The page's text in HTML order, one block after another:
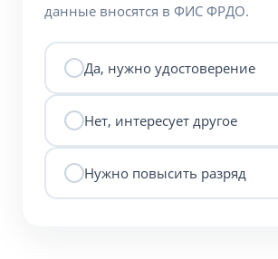
данные вносятся в ФИС ФРДО.
Да, нужно удостоверение
Нет, интересует другое
Нужно повысить разряд